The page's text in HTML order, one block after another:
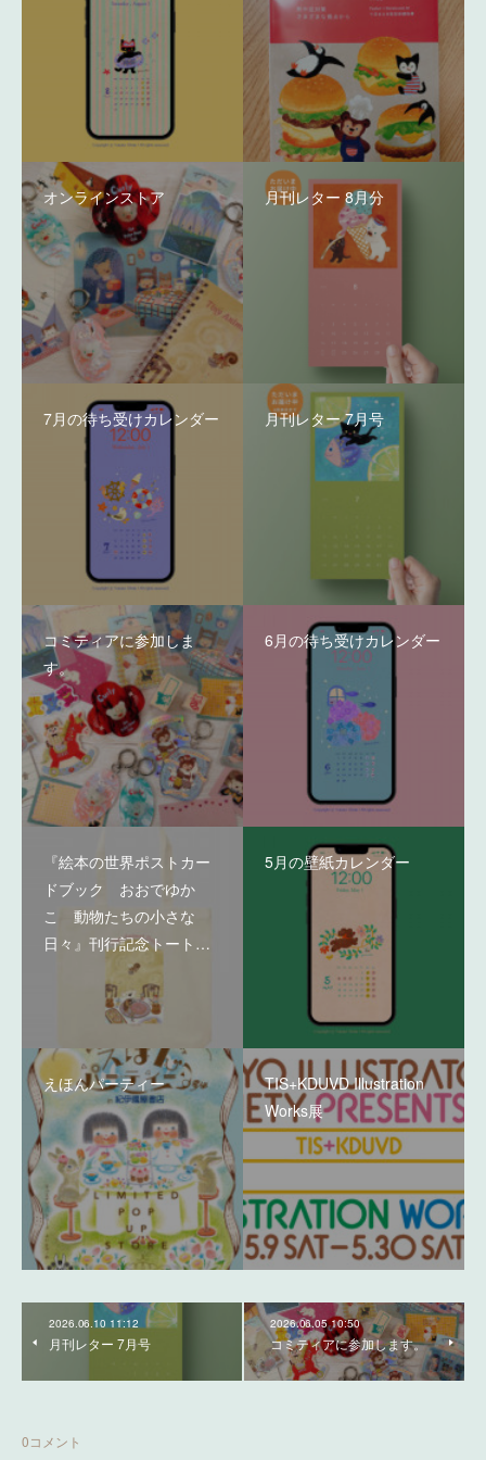
オンラインストア 月刊レター 8月分
7月の待ち受けカレンダー 月刊レター 7月号
コミティアに参加しま
す。
6月の待ち受けカレンダー
『絵本の世界ポストカー
ドブック おおでゆか
こ 動物たちの小さな
日々』刊行記念トート…
5月の壁紙カレンダー
えほんパーティー
TIS+KDUVD Illustration
Works展
2026.06.10 11:12
月刊レター 7月号
2026.06.05 10:50
コミティアに参加します。
0コメント